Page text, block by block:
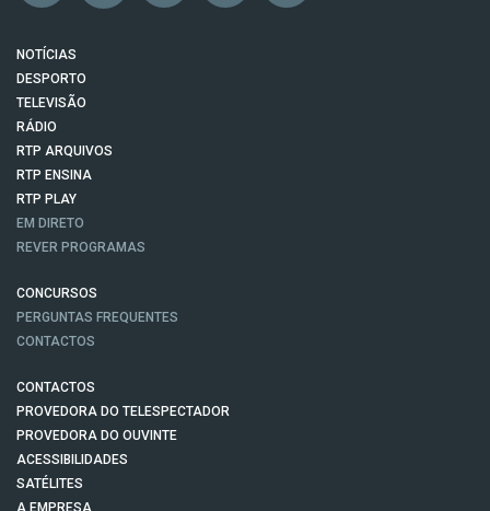
NOTÍCIAS
DESPORTO
TELEVISÃO
RÁDIO
RTP ARQUIVOS
RTP ENSINA
RTP PLAY
EM DIRETO
REVER PROGRAMAS
CONCURSOS
PERGUNTAS FREQUENTES
CONTACTOS
CONTACTOS
PROVEDORA DO TELESPECTADOR
PROVEDORA DO OUVINTE
ACESSIBILIDADES
SATÉLITES
A EMPRESA